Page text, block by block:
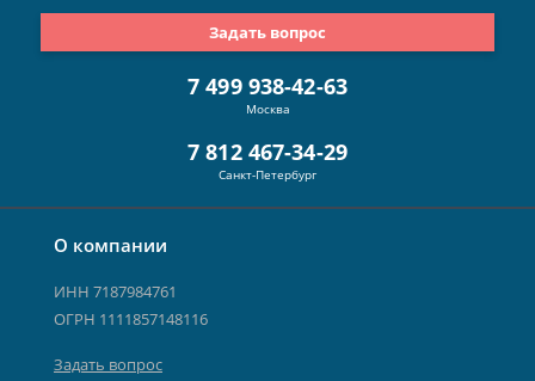
О компании
ИНН 7187984761
ОГРН 1111857148116
Задать вопрос
7 499 938-42-63
Москва
7 812 467-34-29
Санкт-Петербург
Задать вопрос